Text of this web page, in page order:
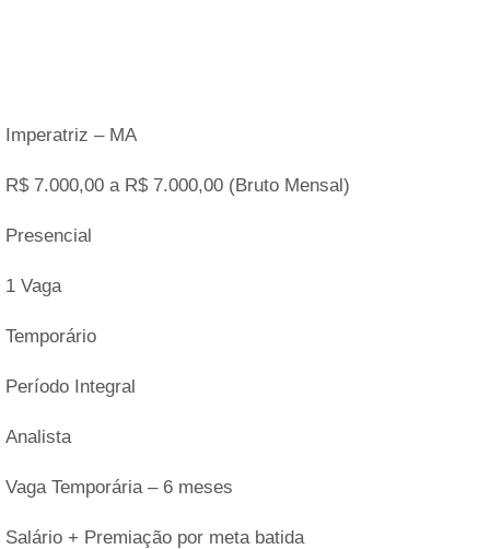
Imperatriz – MA
R$ 7.000,00 a R$ 7.000,00 (Bruto Mensal)
Presencial
1 Vaga
Temporário
Período Integral
Analista
Vaga Temporária – 6 meses
Salário + Premiação por meta batida